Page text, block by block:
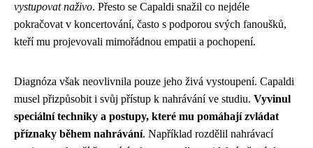
vystupovat naživo. Přesto se Capaldi snažil co nejdéle
pokračovat v koncertování, často s podporou svých fanoušků,
kteří mu projevovali mimořádnou empatii a pochopení.
Diagnóza však neovlivnila pouze jeho živá vystoupení. Capaldi
musel přizpůsobit i svůj přístup k nahrávání ve studiu. Vyvinul
speciální techniky a postupy, které mu pomáhají zvládat
příznaky během nahrávání. Například rozdělil nahrávací